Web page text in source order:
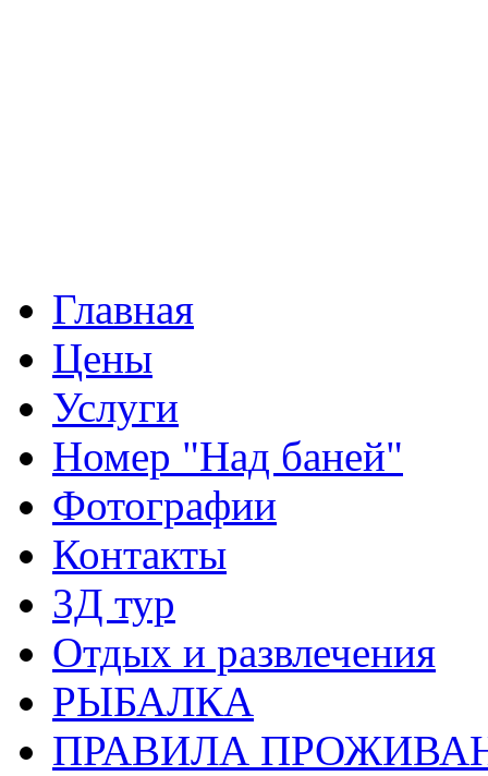
Главная
Цены
Услуги
Номер "Над баней"
Фотографии
Контакты
3Д тур
Отдых и развлечения
РЫБАЛКА
ПРАВИЛА